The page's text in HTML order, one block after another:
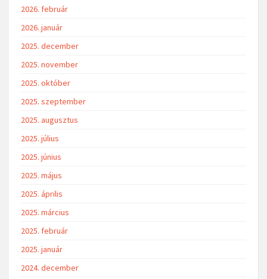
2026. február
2026. január
2025. december
2025. november
2025. október
2025. szeptember
2025. augusztus
2025. július
2025. június
2025. május
2025. április
2025. március
2025. február
2025. január
2024. december